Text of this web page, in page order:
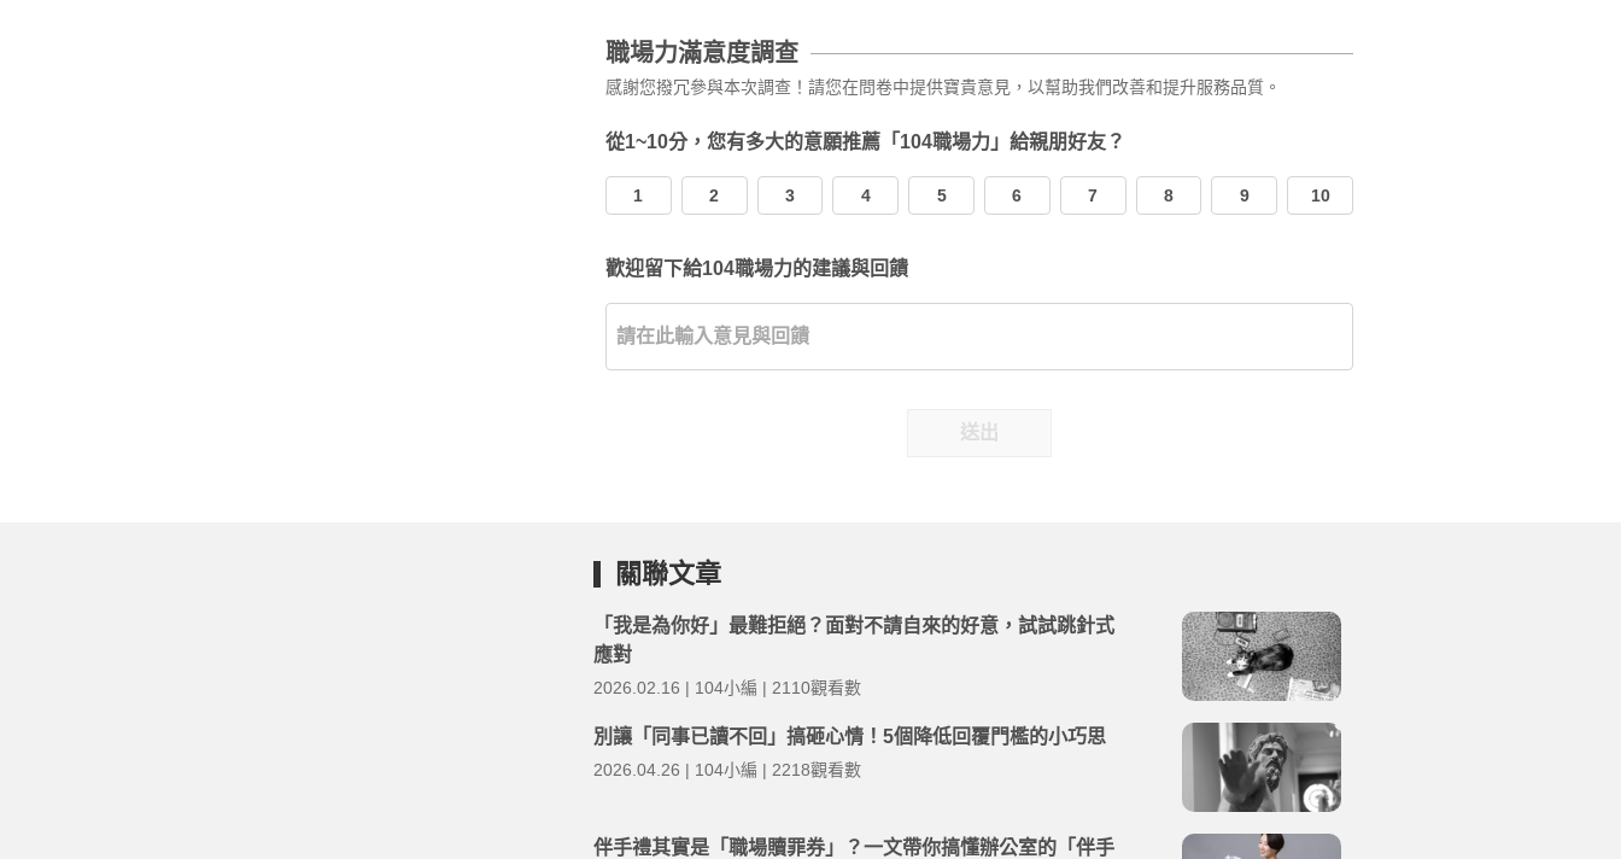
職場力滿意度調查
感謝您撥冗參與本次調查！請您在問卷中提供寶貴意見，以幫助我們改善和提升服務品質。
從1~10分，您有多大的意願推薦「104職場力」給親朋好友？
1 2 3 4 5 6 7 8 9 10
歡迎留下給104職場力的建議與回饋
送出
關聯文章
「我是為你好」最難拒絕？面對不請自來的好意，試試跳針式
應對
2026.02.16 | 104小編 | 2110觀看數
別讓「同事已讀不回」搞砸心情！5個降低回覆門檻的小巧思
2026.04.26 | 104小編 | 2218觀看數
伴手禮其實是「職場贖罪券」？一文帶你搞懂辦公室的「伴手